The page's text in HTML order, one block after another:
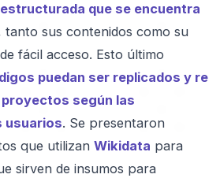
que se encuentra
tanto sus contenidos como su
fácil acceso. Esto último
puedan ser replicados y re
según las
usuarios. Se presentaron
que utilizan Wikidata para
sirven de insumos para